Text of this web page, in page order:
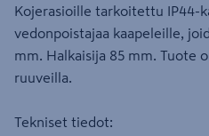
Kojerasioille tarkoitettu IP44-
vedonpoistajaa kaapeleille,
mm. Halkaisija 85 mm. Tuote
ruuveilla.
Tekniset tiedot: